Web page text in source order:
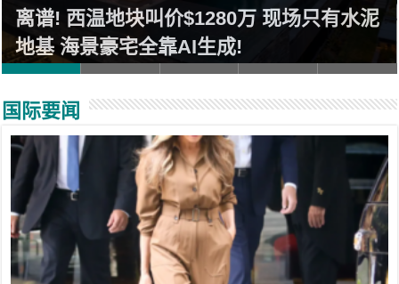
离谱! 西温地块叫价$1280万 现场只有水泥
地基 海景豪宅全靠AI生成!
国际要闻